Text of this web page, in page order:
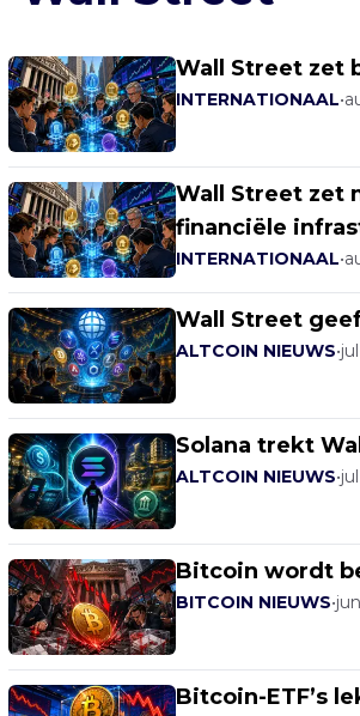
Wall Street zet
INTERNATIONAAL•
Wall Street zet
financiële
INTERNATIONAAL•
Wall Street
ALTCOIN NIEUWS•
Solana trekt
ALTCOIN NIEUWS•
Bitcoin wordt
BITCOIN NIEUWS•
Bitcoin-ETF’s